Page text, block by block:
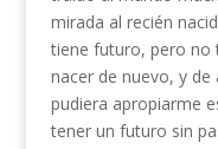
mirada al recién
tiene futuro, pero no
nacer de nuevo, y
pudiera apropiarme
tener un futuro sin